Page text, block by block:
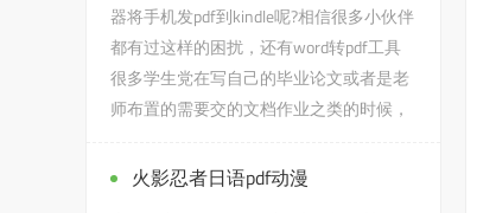
器将手机发pdf到kindle呢?相信很多小伙伴
都有过这样的困扰，还有word转pdf工具
很多学生党在写自己的毕业论文或者是老
师布置的需要交的文档作业之类的时候，
火影忍者日语pdf动漫